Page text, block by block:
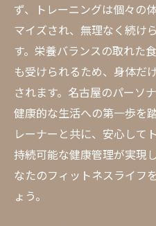
目標に向けたアク
コミットメント
名古屋のジムで
健康維持のため
トレーニングを日
矢場町の名古屋パー
い健康習慣
新しい習慣を作
ず、トレーニングは個々の
マイズされ、無理なく続け
す。栄養バランスの取れた
も受けられるため、身体だ
されます。名古屋のパーソ
健康的な生活への第一歩を
レーナーと共に、安心して
持続可能な健康管理が実現
なたのフィットネスライフ
ょう。